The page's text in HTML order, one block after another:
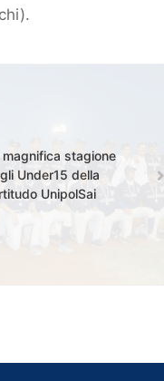
magnifica stagione
Under15 della
UnipolSai